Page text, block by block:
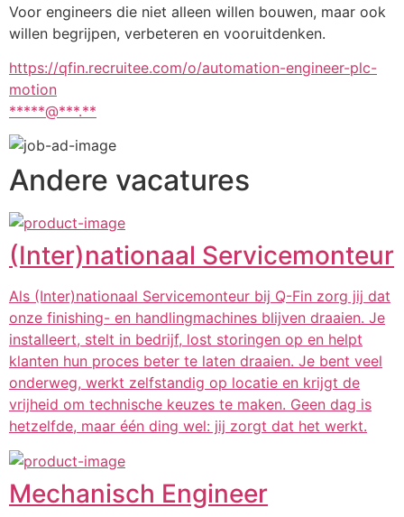
Voor engineers die niet alleen willen bouwen, maar ook
willen begrijpen, verbeteren en vooruitdenken.
https://qfin.recruitee.com/o/automation-engineer-plc-
motion
*****@***.**
Andere vacatures
(Inter)nationaal Servicemonteur
Als (Inter)nationaal Servicemonteur bij Q-Fin zorg jij dat
onze finishing- en handlingmachines blijven draaien. Je
installeert, stelt in bedrijf, lost storingen op en helpt
klanten hun proces beter te laten draaien. Je bent veel
onderweg, werkt zelfstandig op locatie en krijgt de
vrijheid om technische keuzes te maken. Geen dag is
hetzelfde, maar één ding wel: jij zorgt dat het werkt.
Mechanisch Engineer